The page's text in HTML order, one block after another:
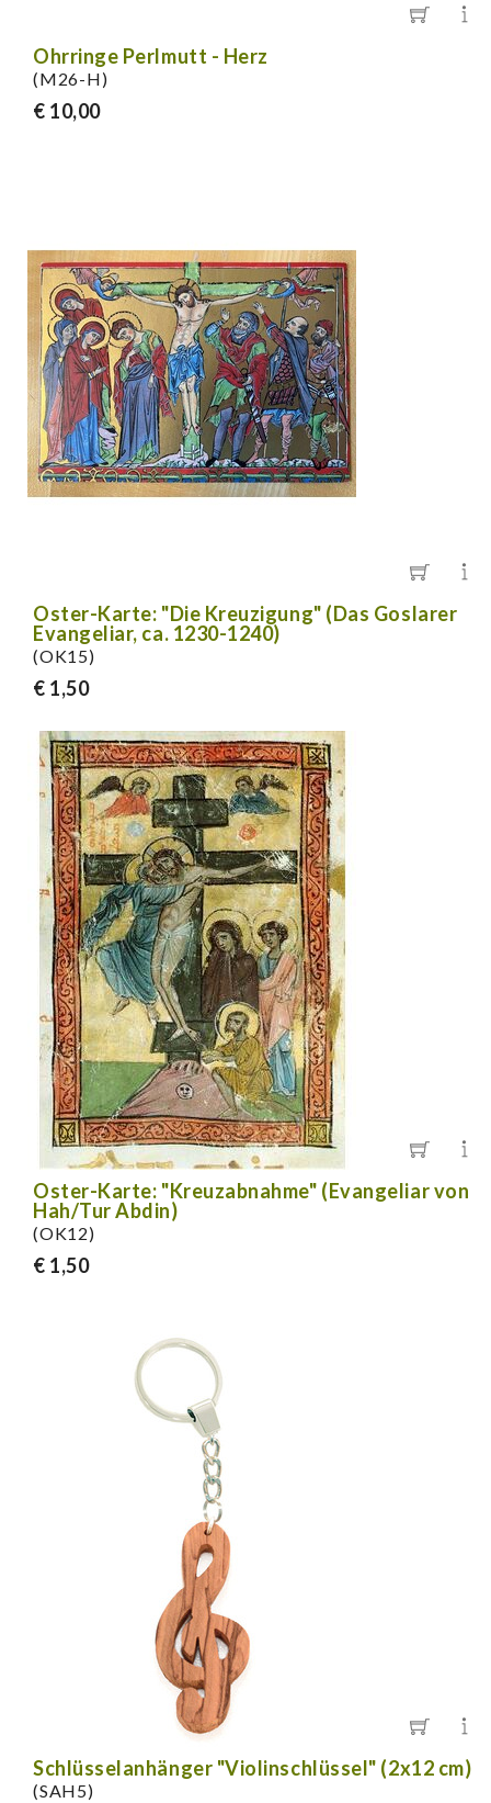
Ohrringe Perlmutt - Herz
(M26-H)
€ 10,00
Oster-Karte: "Die Kreuzigung" (Das Goslarer
Evangeliar, ca. 1230-1240)
(OK15)
€ 1,50
Oster-Karte: "Kreuzabnahme" (Evangeliar von
Hah/Tur Abdin)
(OK12)
€ 1,50
Schlüsselanhänger "Violinschlüssel" (2x12 cm)
(SAH5)